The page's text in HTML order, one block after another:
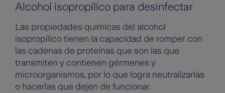
Alcohol isopropílico para desinfectar
Las propiedades químicas del alcohol
isopropílico tienen la capacidad de romper con
las cadenas de proteínas que son las que
transmiten y contienen gérmenes y
microorganismos, por lo que logra neutralizarlas
o hacerlas que dejen de funcionar.